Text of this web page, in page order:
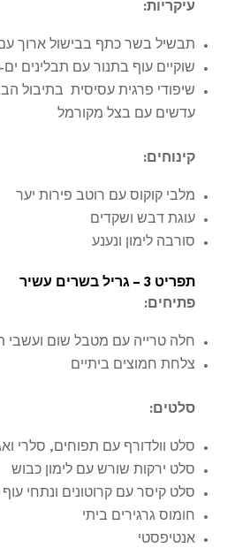
עיקריות:
תבשיל בשר כתף בבישול ארוך
שוקיים עוף בתנור עם תבלינים ים-
שיפודי פרגית עסיסית בתיבול
עדשים עם בצל מקורמל
קינוחים:
מלבי קוקוס עם רוטב פירות יער
עוגת דבש ושקדים
סורבה לימון ונענע
תפריט 3 – גריל בשרים עשיר
פתיחים:
חלה טרייה עם מטבל שום ועשבי
צלחת חמוצים ביתיים
סלטים:
סלט וולדורף עם תפוחים, סלרי
סלט ירקות שורש עם לימון כבוש
סלט קיסר עם קרוטונים ונתחי
חומוס גרגירים ביתי
אנטיפסטי